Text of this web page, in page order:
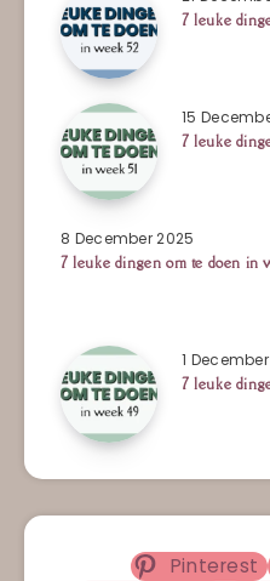
7 leuke
15
7 leuke
8 December 2025
7 leuke dingen om te doen in
1
7 leuke
Pinterest